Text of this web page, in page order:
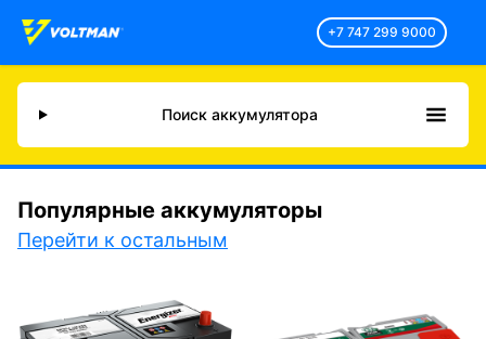
+7 747 299 9000
Поиск аккумулятора
Популярные аккумуляторы
Перейти к остальным